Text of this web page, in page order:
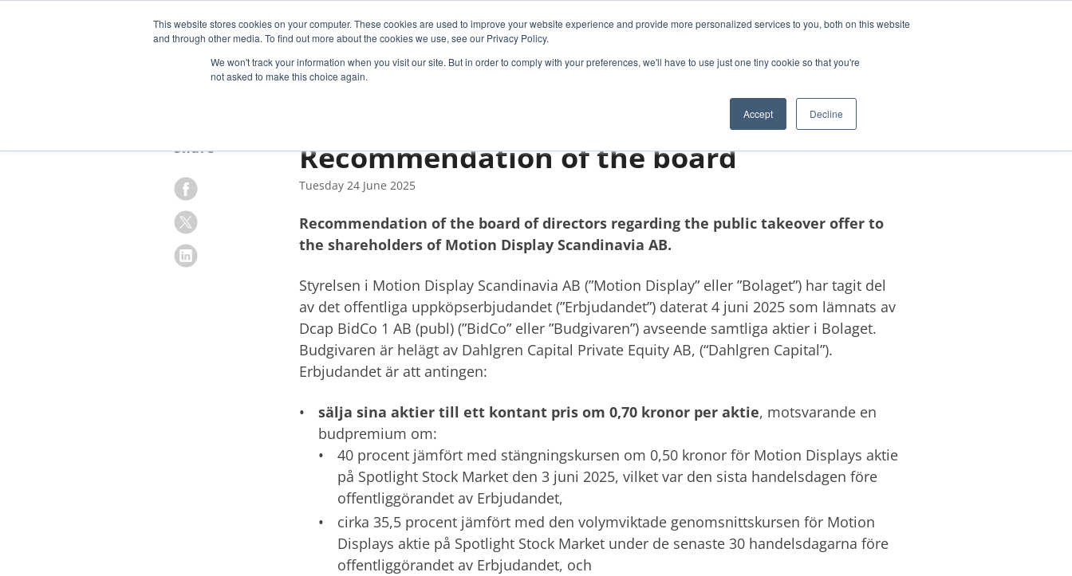
This website stores cookies on your computer. These cookies are used to improve your website experience and provide more personalized services to you, both on this website
and through other media. To find out more about the cookies we use, see our Privacy Policy.
We won't track your information when you visit our site. But in order to comply with your preferences, we'll have to use just one tiny cookie so that you're
not asked to make this choice again.
Accept Decline
OUR TECHNOLOGY CUSTOMER SOLUTIONS
Recommendation of the board
Tuesday 24 June 2025
Recommendation of the board of directors regarding the public takeover offer to
the shareholders of Motion Display Scandinavia AB.
Styrelsen i Motion Display Scandinavia AB (”Motion Display” eller ”Bolaget”) har tagit del
av det offentliga uppköpserbjudandet (”Erbjudandet”) daterat 4 juni 2025 som lämnats av
Dcap BidCo 1 AB (publ) (”BidCo” eller ”Budgivaren”) avseende samtliga aktier i Bolaget.
Budgivaren är helägt av Dahlgren Capital Private Equity AB, (“Dahlgren Capital”).
Erbjudandet är att antingen:
sälja sina aktier till ett kontant pris om 0,70 kronor per aktie, motsvarande en
budpremium om:
40 procent jämfört med stängningskursen om 0,50 kronor för Motion Displays aktie
på Spotlight Stock Market den 3 juni 2025, vilket var den sista handelsdagen före
offentliggörandet av Erbjudandet,
cirka 35,5 procent jämfört med den volymviktade genomsnittskursen för Motion
Displays aktie på Spotlight Stock Market under de senaste 30 handelsdagarna före
offentliggörandet av Erbjudandet, och
Share